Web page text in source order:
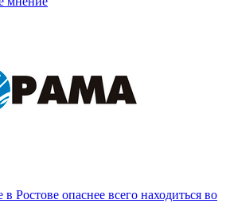
Ростове опаснее всего находиться во